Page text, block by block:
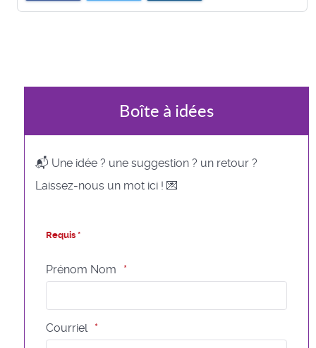
Boîte à idées
📬 Une idée ? une suggestion ? un retour ?
Laissez-nous un mot ici ! 💌
Requis *
Prénom Nom
Courriel